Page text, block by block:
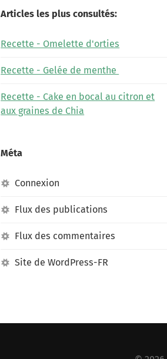
Articles les plus consultés:
Recette - Omelette d'orties
Recette - Gelée de menthe
Recette - Cake en bocal au citron et
aux graines de Chia
Méta
Connexion
Flux des publications
Flux des commentaires
Site de WordPress-FR